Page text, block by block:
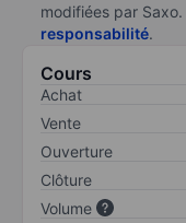
modifiées par Saxo.
responsabilité.
Cours
Achat
Vente
Ouverture
Clôture
Volume